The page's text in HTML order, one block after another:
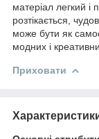
матеріал легкий і
розтікається,
може бути як
модних і
Приховати